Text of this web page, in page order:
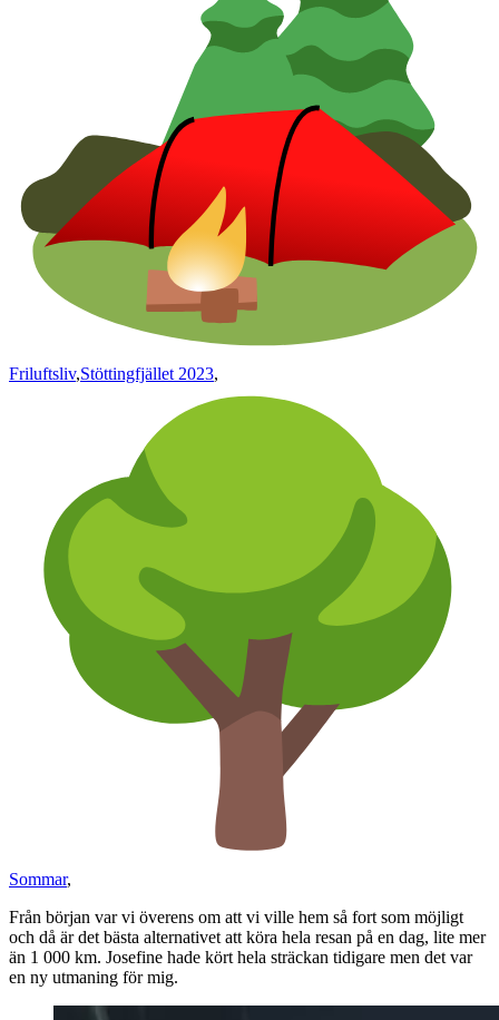
Friluftsliv,Stöttingfjället 2023,
Sommar,
Från början var vi överens om att vi ville hem så fort som möjligt
och då är det bästa alternativet att köra hela resan på en dag, lite mer
än 1 000 km. Josefine hade kört hela sträckan tidigare men det var
en ny utmaning för mig.